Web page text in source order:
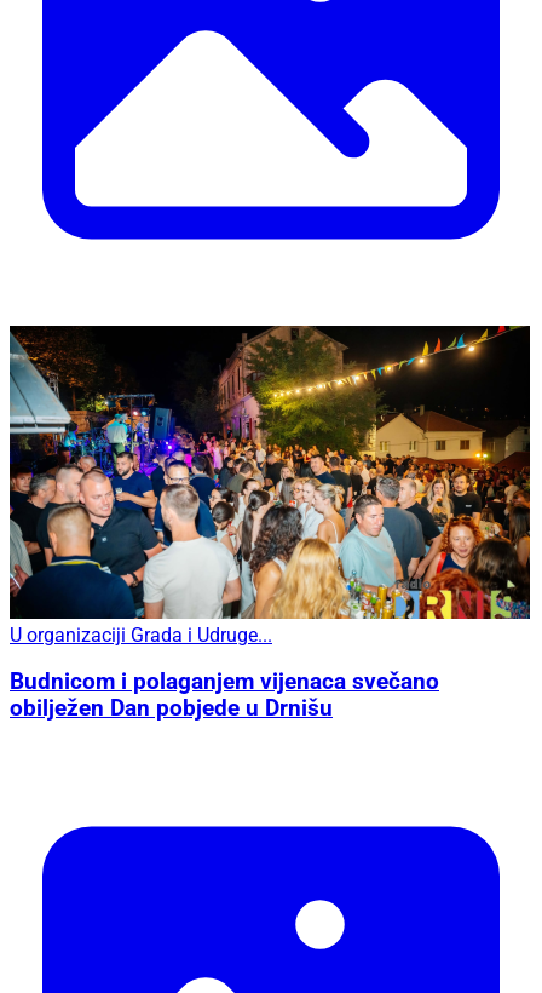
U organizaciji Grada i Udruge...
Budnicom i polaganjem vijenaca svečano
obilježen Dan pobjede u Drnišu